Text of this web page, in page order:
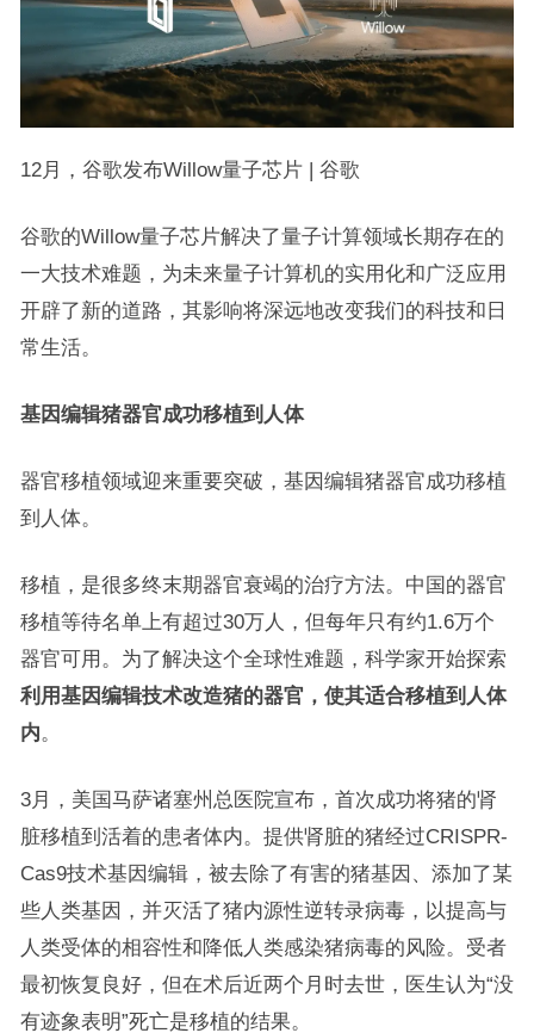
12月，谷歌发布Willow量子芯片 | 谷歌
谷歌的Willow量子芯片解决了量子计算领域长期存在的
一大技术难题，为未来量子计算机的实用化和广泛应用
开辟了新的道路，其影响将深远地改变我们的科技和日
常生活。
基因编辑猪器官成功移植到人体
器官移植领域迎来重要突破，基因编辑猪器官成功移植
到人体。
移植，是很多终末期器官衰竭的治疗方法。中国的器官
移植等待名单上有超过30万人，但每年只有约1.6万个
器官可用。为了解决这个全球性难题，科学家开始探索
利用基因编辑技术改造猪的器官，使其适合移植到人体
内。
3月，美国马萨诸塞州总医院宣布，首次成功将猪的肾
脏移植到活着的患者体内。提供肾脏的猪经过CRISPR-
Cas9技术基因编辑，被去除了有害的猪基因、添加了某
些人类基因，并灭活了猪内源性逆转录病毒，以提高与
人类受体的相容性和降低人类感染猪病毒的风险。受者
最初恢复良好，但在术后近两个月时去世，医生认为“没
有迹象表明”死亡是移植的结果。